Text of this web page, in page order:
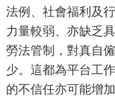
法例、社會福利及
力量較弱、亦缺乏
勞法管制，對真自
少。這都為平台工
的不信任亦可能增